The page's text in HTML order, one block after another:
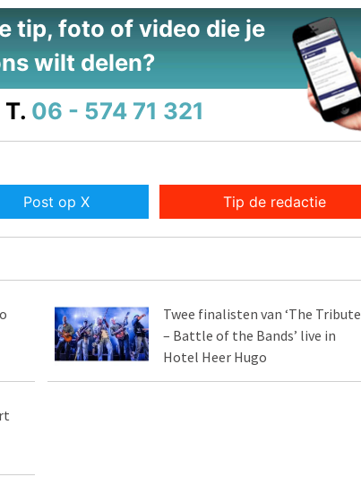
tip, foto of video die je
wilt delen?
T. 06 - 574 71 321
Post op X Tip de redactie
Twee finalisten van ‘The Tribute
– Battle of the Bands’ live in
Hotel Heer Hugo